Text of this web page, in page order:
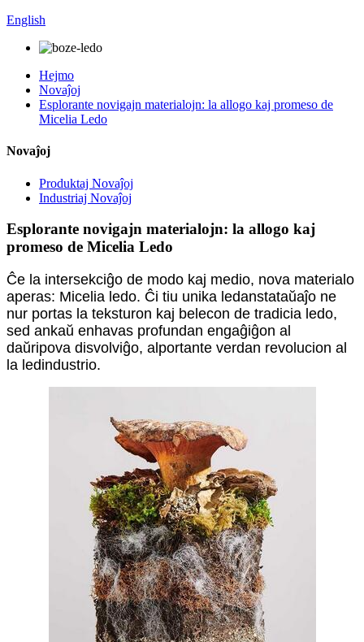
English
Hejmo
Novaĵoj
Esplorante novigajn materialojn: la allogo kaj promeso de
Micelia Ledo
Novaĵoj
Produktaj Novaĵoj
Industriaj Novaĵoj
Esplorante novigajn materialojn: la allogo kaj
promeso de Micelia Ledo
Ĉe la intersekciĝo de modo kaj medio, nova materialo
aperas: Micelia ledo. Ĉi tiu unika ledanstataŭaĵo ne
nur portas la teksturon kaj belecon de tradicia ledo,
sed ankaŭ enhavas profundan engaĝiĝon al
daŭripova disvolviĝo, alportante verdan revolucion al
la ledindustrio.